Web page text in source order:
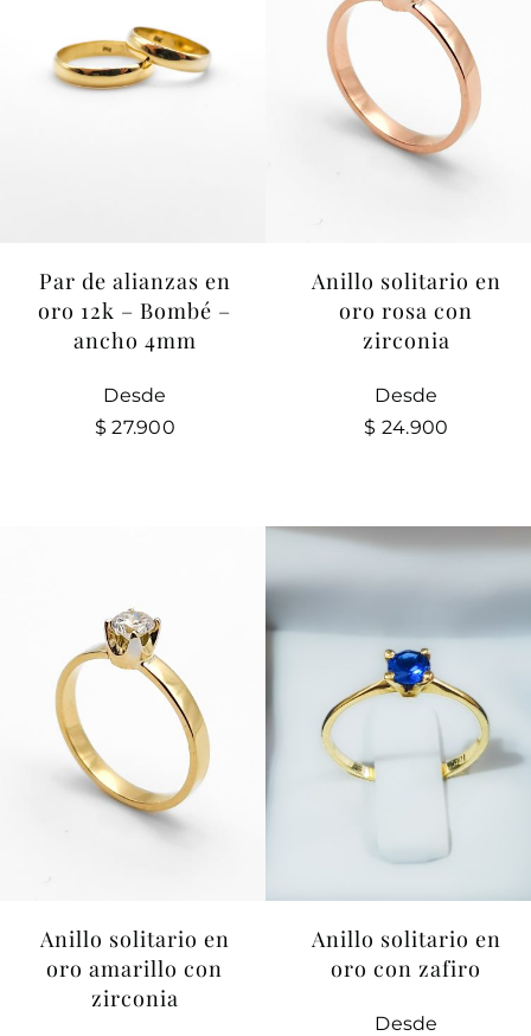
Par de alianzas en
oro 12k – Bombé –
ancho 4mm
Desde
$ 27.900
Anillo solitario en
oro rosa con
zirconia
Desde
$ 24.900
Anillo solitario en
oro amarillo con
zirconia
Anillo solitario en
oro con zafiro
Desde